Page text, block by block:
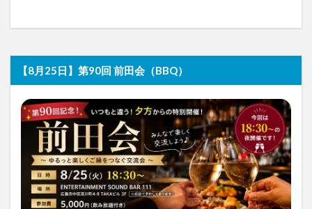
【8月25日】第90回 前田会（BBQ）